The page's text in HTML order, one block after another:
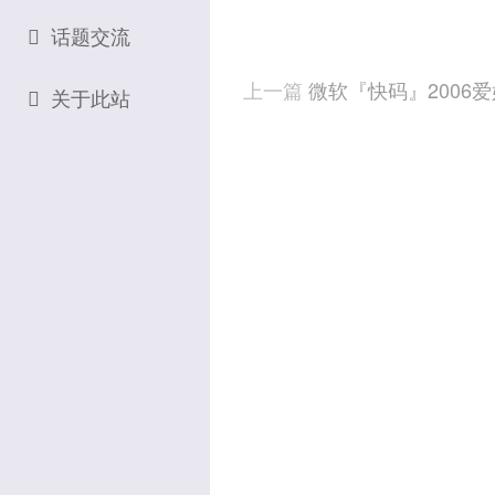
上一篇 微软『快码』2006
话题交流
关于此站